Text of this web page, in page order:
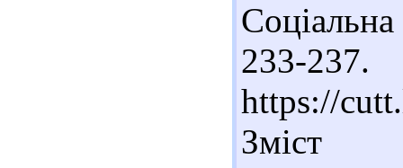
233-
https://
Зміст